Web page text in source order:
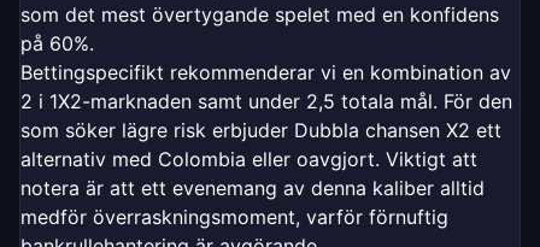
som det mest övertygande spelet med en konfidens
på 60%.
Bettingspecifikt rekommenderar vi en kombination av
2 i 1X2-marknaden samt under 2,5 totala mål. För den
som söker lägre risk erbjuder Dubbla chansen X2 ett
alternativ med Colombia eller oavgjort. Viktigt att
notera är att ett evenemang av denna kaliber alltid
medför överraskningsmoment, varför förnuftig